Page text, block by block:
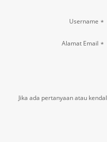
Username *
Alamat Email *
Jika ada pertanyaan atau